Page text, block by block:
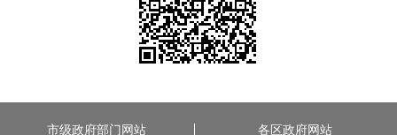
20260728-丰台新闻
20260724-丰台新闻
市级政府部门网站 各区政府网站